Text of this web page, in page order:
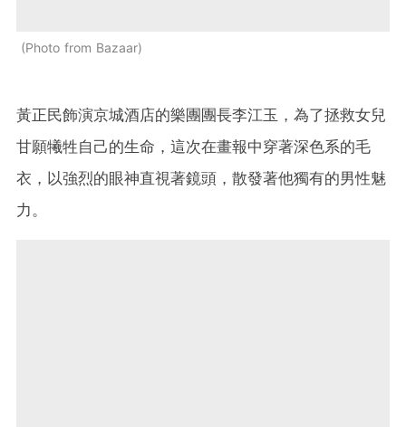
Photo from Bazaar
黃正民飾演京城酒店的樂團團長李江玉，為了拯救女兒
甘願犧牲自己的生命，這次在畫報中穿著深色系的毛
衣，以強烈的眼神直視著鏡頭，散發著他獨有的男性魅
力。